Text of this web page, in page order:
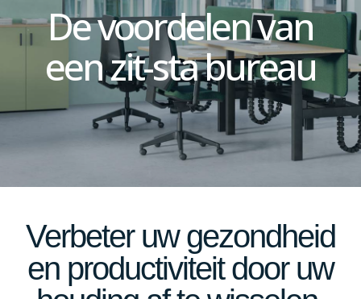
De voordelen van
een zit-sta bureau
Verbeter uw gezondheid
en productiviteit door uw